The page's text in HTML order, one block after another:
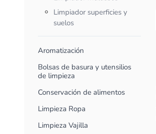
Limpiador superficies y
suelos
Aromatización
Bolsas de basura y utensilios
de limpieza
Conservación de alimentos
Limpieza Ropa
Limpieza Vajilla